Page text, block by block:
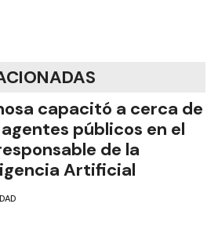
capacitó a cerca de
públicos en el
de la
Artificial